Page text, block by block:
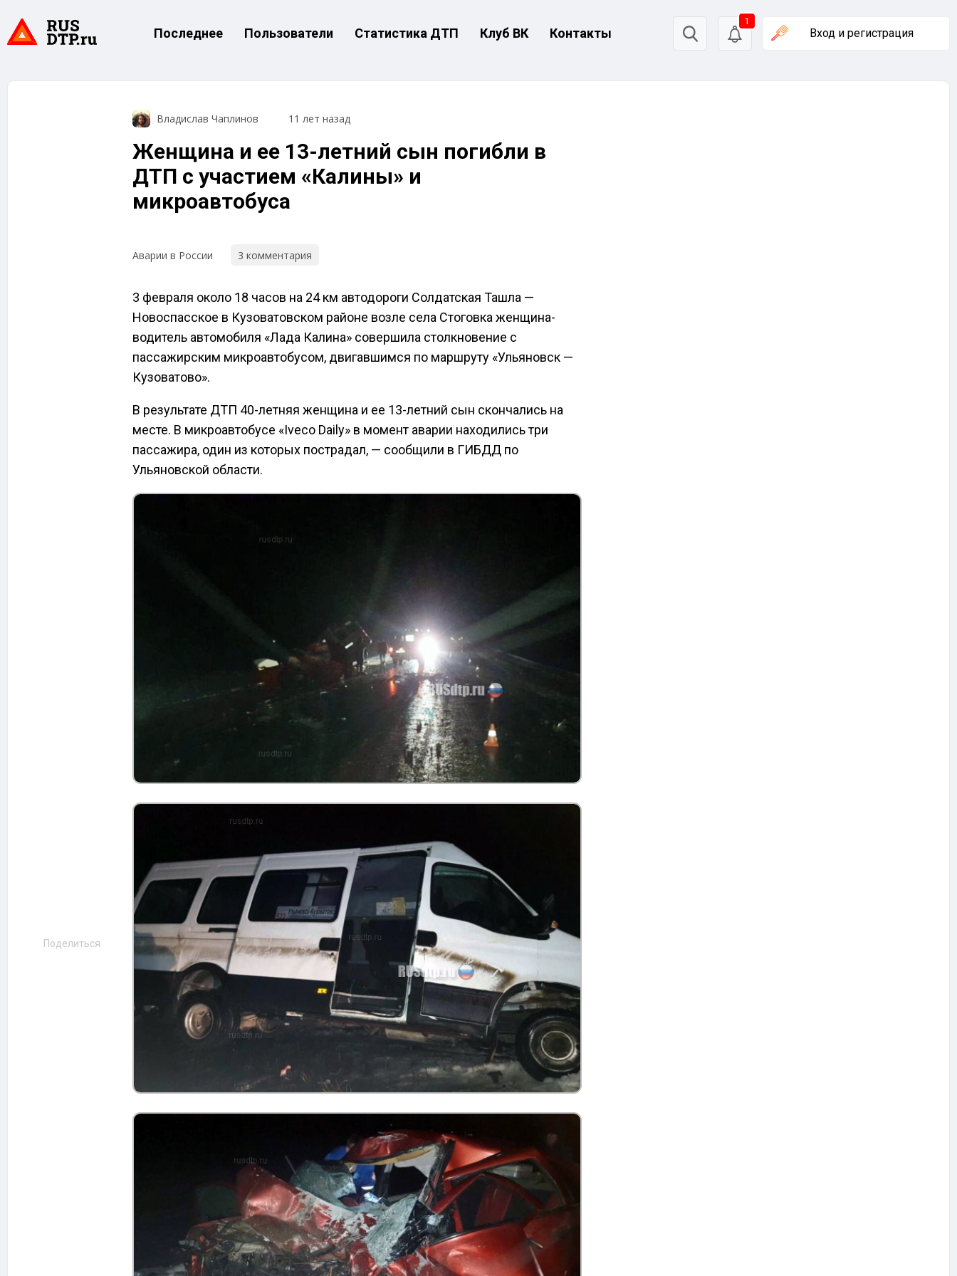
Последнее Пользователи Статистика ДТП Клуб ВК Контакты
1
Вход и регистрация
Поделиться
Владислав Чаплинов 11 лет назад
Женщина и ее 13-летний сын погибли в
ДТП с участием «Калины» и
микроавтобуса
Аварии в России 3 комментария
3 февраля около 18 часов на 24 км автодороги Солдатская Ташла —
Новоспасское в Кузоватовском районе возле села Стоговка женщина-
водитель автомобиля «Лада Калина» совершила столкновение с
пассажирским микроавтобусом, двигавшимся по маршруту «Ульяновск —
Кузоватово».
В результате ДТП 40-летняя женщина и ее 13-летний сын скончались на
месте. В микроавтобусе «Iveco Daily» в момент аварии находились три
пассажира, один из которых пострадал, — сообщили в ГИБДД по
Ульяновской области.